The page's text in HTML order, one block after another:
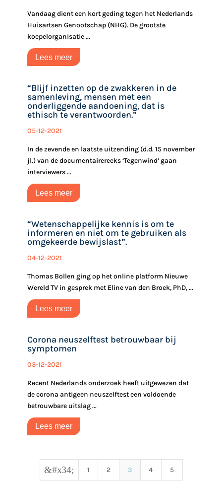
Vandaag dient een kort geding tegen het Nederlands
Huisartsen Genootschap (NHG). De grootste
koepelorganisatie ...
Lees meer
“Blijf inzetten op de zwakkeren in de
samenleving, mensen met een
onderliggende aandoening, dat is
ethisch te verantwoorden.”
05-12-2021
In de zevende en laatste uitzending (d.d. 15 november
jl.) van de documentairereeks ‘Tegenwind’ gaan
interviewers ...
Lees meer
“Wetenschappelijke kennis is om te
informeren en niet om te gebruiken als
omgekeerde bewijslast”.
04-12-2021
Thomas Bollen ging op het online platform Nieuwe
Wereld TV in gesprek met Eline van den Broek, PhD, ...
Lees meer
Corona neuszelftest betrouwbaar bij
symptomen
03-12-2021
Recent Nederlands onderzoek heeft uitgewezen dat
de corona antigeen neuszelftest een voldoende
betrouwbare uitslag ...
Lees meer
&#x34; 1 2 3 4 5